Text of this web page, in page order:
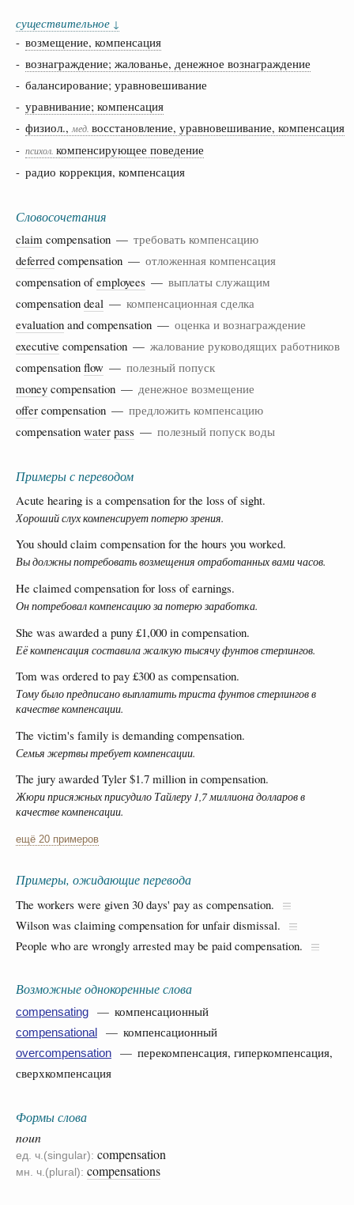
существительное ↓
- возмещение, компенсация
- вознаграждение; жалованье, денежное вознаграждение
- балансирование; уравновешивание
- уравнивание; компенсация
- физиол., мед. восстановление, уравновешивание, компенсация
- психол. компенсирующее поведение
- радио коррекция, компенсация
Словосочетания
claim compensation — требовать компенсацию
deferred compensation — отложенная компенсация
compensation ofemployees — выплаты служащим
compensation deal — компенсационная сделка
evaluation and compensation — оценка и вознаграждение
executive compensation — жалование руководящих работников
compensation flow — полезный попуск
money compensation — денежное возмещение
offer compensation — предложить компенсацию
compensation water pass — полезный попуск воды
Примеры с переводом
Acute hearing is a compensation for the loss of sight.
Хороший слух компенсирует потерю зрения.
You should claim compensation for the hours you worked.
Вы должны потребовать возмещения отработанных вами часов.
He claimed compensation for loss of earnings.
Он потребовал компенсацию за потерю заработка.
She was awarded a puny £1,000 in compensation.
Её компенсация составила жалкую тысячу фунтов стерлингов.
Tom was ordered to pay £300 as compensation.
Тому было предписано выплатить триста фунтов стерлингов в
качестве компенсации.
The victim's family is demanding compensation.
Семья жертвы требует компенсации.
The jury awarded Tyler $1.7 million in compensation.
Жюри присяжных присудило Тайлеру 1,7 миллиона долларов в
качестве компенсации.
ещё 20 примеров
Примеры, ожидающие перевода
The workers were given 30 days' pay as compensation.
Wilson was claiming compensation for unfair dismissal.
People who are wrongly arrested may be paid compensation.
Возможные однокоренные слова
compensating — компенсационный
compensational — компенсационный
overcompensation
— перекомпенсация, гиперкомпенсация,
сверхкомпенсация
Формы слова
noun
ед. ч.(singular): compensation
мн. ч.(plural): compensations